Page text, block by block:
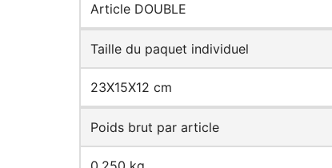
Article DOUBLE
Taille du paquet individuel
23X15X12 cm
Poids brut par article